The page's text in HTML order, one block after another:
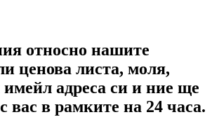
относно нашите
ценова листа, моля,
имейл адреса си и ние ще
вас в рамките на 24 часа.